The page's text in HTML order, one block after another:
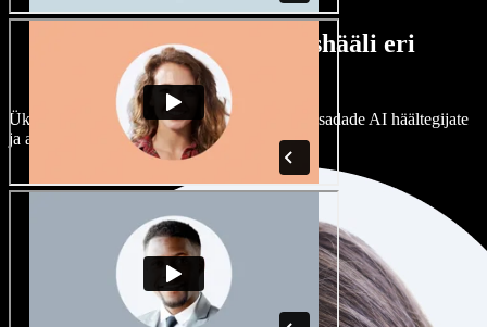
Lai valik mees- ja naishääli eri
aktsentidega
Ükski projekt ei pea kõlama ühtemoodi. Vali sadade AI häältegijate
ja aktsentide hulgast ning kohanda neid.